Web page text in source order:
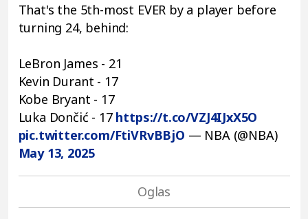
That's the 5th-most EVER by a player before
turning 24, behind:
LeBron James - 21
Kevin Durant - 17
Kobe Bryant - 17
Luka Dončić - 17 https://t.co/VZJ4IJxX5O
pic.twitter.com/FtiVRvBBjO — NBA (@NBA)
May 13, 2025